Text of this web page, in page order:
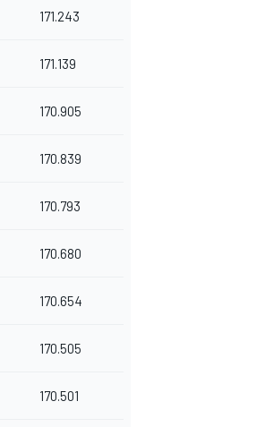
171.243
171.139
170.905
170.839
170.793
170.680
170.654
170.505
170.501